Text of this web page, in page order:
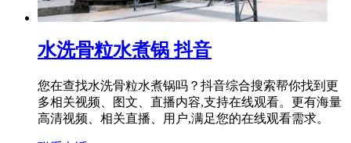
水洗骨粒水煮锅 抖音
您在查找水洗骨粒水煮锅吗？抖音综合搜索帮你找到更
多相关视频、图文、直播内容,支持在线观看。更有海量
高清视频、相关直播、用户,满足您的在线观看需求。